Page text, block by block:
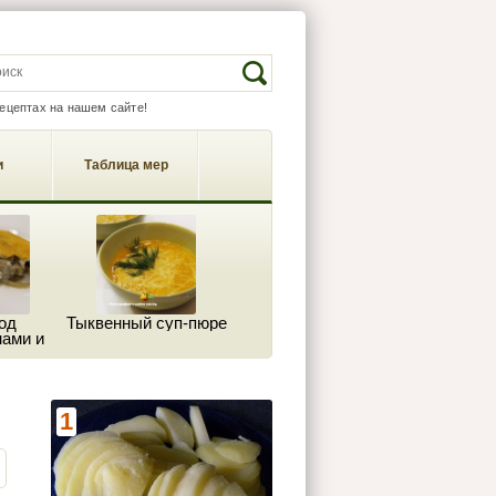
на нашем сайте!
FORM Search
Таблица мер
и
Тыквенный суп-пюре
1